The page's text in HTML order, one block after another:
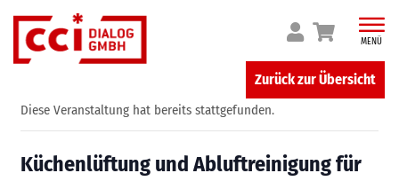
to
content
MENÜ
Zurück zur Übersicht
Diese Veranstaltung hat bereits stattgefunden.
Küchenlüftung und Abluftreinigung für